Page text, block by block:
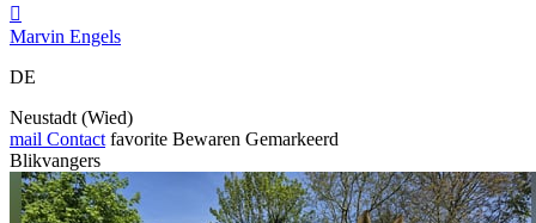

Marvin Engels
DE
Neustadt (Wied)
mail Contact favorite Bewaren Gemarkeerd
Blikvangers